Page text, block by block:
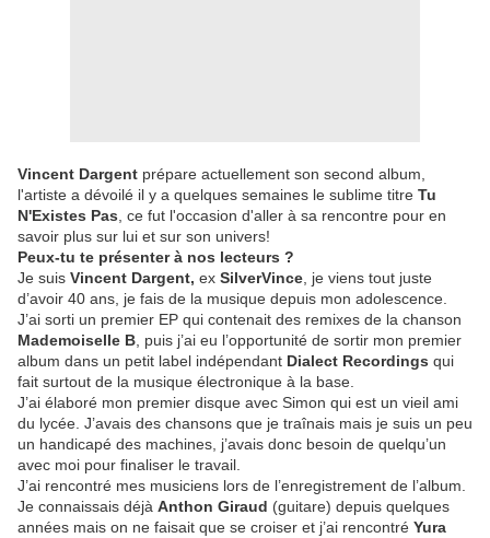
Vincent Dargent prépare actuellement son second album,
l'artiste a dévoilé il y a quelques semaines le sublime titre Tu
N'Existes Pas , ce fut l'occasion d'aller à sa rencontre pour en
savoir plus sur lui et sur son univers!
Peux-tu te présenter à nos lecteurs ?
Je suis Vincent Dargent, ex SilverVince , je viens tout juste
d’avoir 40 ans, je fais de la musique depuis mon adolescence.
J’ai sorti un premier EP qui contenait des remixes de la chanson
Mademoiselle B , puis j’ai eu l’opportunité de sortir mon premier
album dans un petit label indépendant Dialect Recordings qui
fait surtout de la musique électronique à la base.
J’ai élaboré mon premier disque avec Simon qui est un vieil ami
du lycée. J’avais des chansons que je traînais mais je suis un peu
un handicapé des machines, j’avais donc besoin de quelqu’un
avec moi pour finaliser le travail.
J’ai rencontré mes musiciens lors de l’enregistrement de l’album.
Je connaissais déjà Anthon Giraud (guitare) depuis quelques
années mais on ne faisait que se croiser et j’ai rencontré Yura